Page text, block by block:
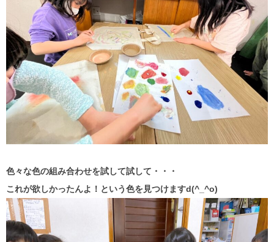
色々な色の組み合わせを試して試して・・・
これが欲しかったんよ！という色を見つけますd(^_^o)